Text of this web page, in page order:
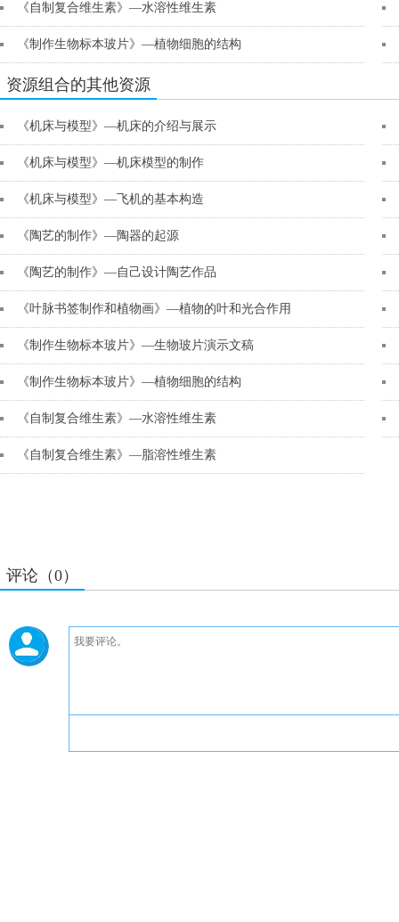
《自制复合维生素》—水溶性维生素
《制作生物标本玻片》—植物细胞的结构
资源组合的其他资源
《机床与模型》—机床的介绍与展示
《机床与模型》—机床模型的制作
《机床与模型》—飞机的基本构造
《陶艺的制作》—陶器的起源
《陶艺的制作》—自己设计陶艺作品
《叶脉书签制作和植物画》—植物的叶和光合作用
《制作生物标本玻片》—生物玻片演示文稿
《制作生物标本玻片》—植物细胞的结构
《自制复合维生素》—水溶性维生素
《自制复合维生素》—脂溶性维生素
评论（0）